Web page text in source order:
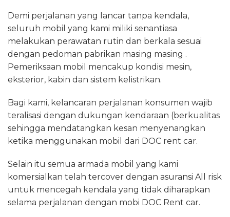
Demi perjalanan yang lancar tanpa kendala,
seluruh mobil yang kami miliki senantiasa
melakukan perawatan rutin dan berkala sesuai
dengan pedoman pabrikan masing masing .
Pemeriksaan mobil mencakup kondisi mesin,
eksterior, kabin dan sistem kelistrikan.
Bagi kami, kelancaran perjalanan konsumen wajib
teralisasi dengan dukungan kendaraan (berkualitas
sehingga mendatangkan kesan menyenangkan
ketika menggunakan mobil dari DOC rent car.
Selain itu semua armada mobil yang kami
komersialkan telah tercover dengan asuransi All risk
untuk mencegah kendala yang tidak diharapkan
selama perjalanan dengan mobi DOC Rent car.